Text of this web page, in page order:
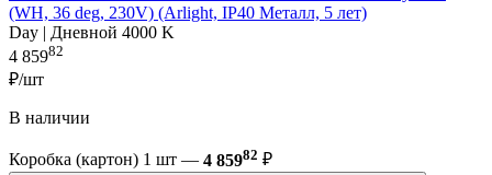
(WH, 36 deg, 230V) (Arlight, IP40 Металл, 5 лет)
Day | Дневной 4000 K
4 85982
₽/шт
В наличии
Коробка (картон) 1 шт — 4 85982 ₽